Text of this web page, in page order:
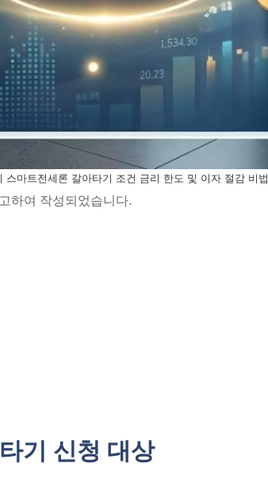
스마트전세론 갈아타기 조건 금리 한도 및 이자 절감 비법
하여 작성되었습니다.
기 신청 대상